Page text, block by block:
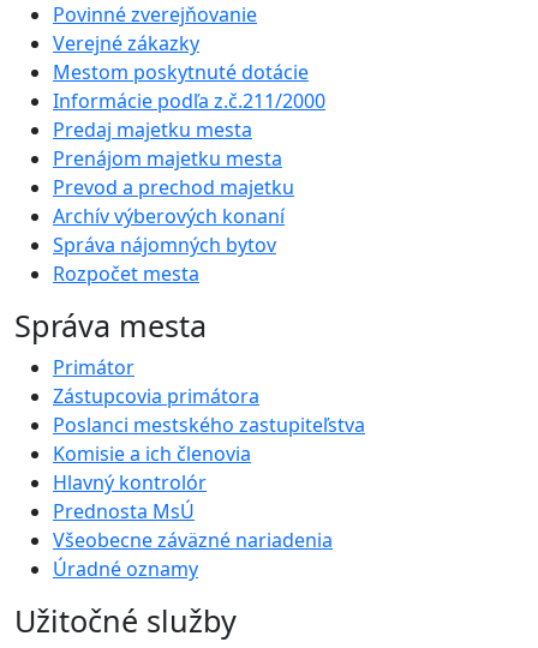
Povinné zverejňovanie
Verejné zákazky
Mestom poskytnuté dotácie
Informácie podľa z.č.211/2000
Predaj majetku mesta
Prenájom majetku mesta
Prevod a prechod majetku
Archív výberových konaní
Správa nájomných bytov
Rozpočet mesta
Správa mesta
Primátor
Zástupcovia primátora
Poslanci mestského zastupiteľstva
Komisie a ich členovia
Hlavný kontrolór
Prednosta MsÚ
Všeobecne záväzné nariadenia
Úradné oznamy
Užitočné služby